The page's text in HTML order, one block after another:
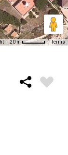
20 m Terms